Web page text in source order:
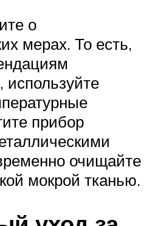
о
мерах. То есть,
используйте
прибор
очищайте
мокрой тканью.